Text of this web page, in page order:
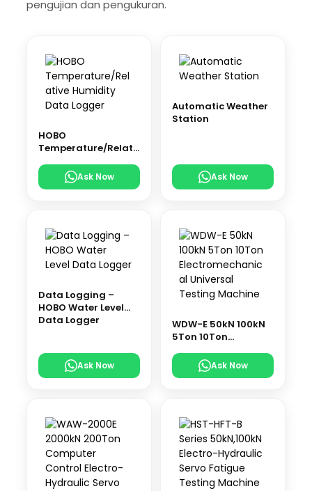
pengujian dan pengukuran.
HOBO
Temperature/Relati
Logger Ask Now
Automatic Weather
Station
Ask Now
Data Logging –
HOBO Water Level
Data Logger
Ask Now
WDW-E 50kN 100kN
5Ton 10Ton
Universal Testing
Machine
Ask Now